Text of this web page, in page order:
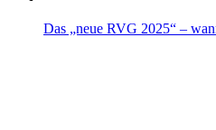
Das „neue RVG 2025“ –